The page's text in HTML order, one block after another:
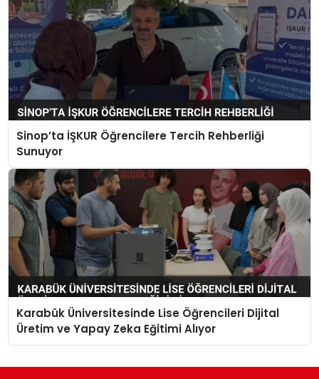
Sinop’ta İŞKUR Öğrencilere Tercih Rehberliği
Sunuyor
Karabük Üniversitesinde Lise Öğrencileri Dijital
Üretim ve Yapay Zeka Eğitimi Alıyor